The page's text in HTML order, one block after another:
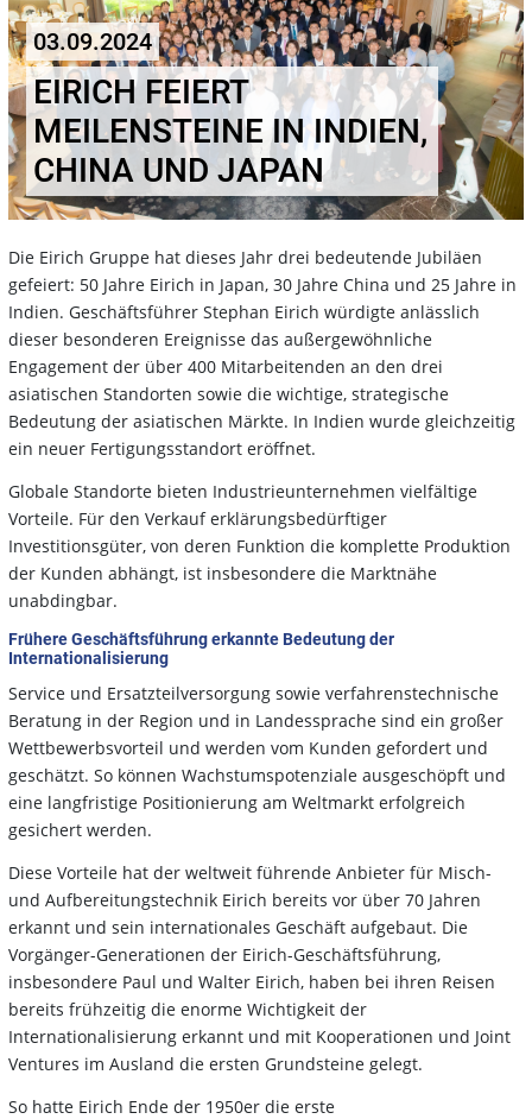
03.09.2024
EIRICH FEIERT
MEILENSTEINE IN INDIEN,
CHINA UND JAPAN
Die Eirich Gruppe hat dieses Jahr drei bedeutende Jubiläen
gefeiert: 50 Jahre Eirich in Japan, 30 Jahre China und 25 Jahre in
Indien. Geschäftsführer Stephan Eirich würdigte anlässlich
dieser besonderen Ereignisse das außergewöhnliche
Engagement der über 400 Mitarbeitenden an den drei
asiatischen Standorten sowie die wichtige, strategische
Bedeutung der asiatischen Märkte. In Indien wurde gleichzeitig
ein neuer Fertigungsstandort eröffnet.
Globale Standorte bieten Industrieunternehmen vielfältige
Vorteile. Für den Verkauf erklärungsbedürftiger
Investitionsgüter, von deren Funktion die komplette Produktion
der Kunden abhängt, ist insbesondere die Marktnähe
unabdingbar.
Frühere Geschäftsführung erkannte Bedeutung der
Internationalisierung
Service und Ersatzteilversorgung sowie verfahrenstechnische
Beratung in der Region und in Landessprache sind ein großer
Wettbewerbsvorteil und werden vom Kunden gefordert und
geschätzt. So können Wachstumspotenziale ausgeschöpft und
eine langfristige Positionierung am Weltmarkt erfolgreich
gesichert werden.
Diese Vorteile hat der weltweit führende Anbieter für Misch-
und Aufbereitungstechnik Eirich bereits vor über 70 Jahren
erkannt und sein internationales Geschäft aufgebaut. Die
Vorgänger-Generationen der Eirich-Geschäftsführung,
insbesondere Paul und Walter Eirich, haben bei ihren Reisen
bereits frühzeitig die enorme Wichtigkeit der
Internationalisierung erkannt und mit Kooperationen und Joint
Ventures im Ausland die ersten Grundsteine gelegt.
So hatte Eirich Ende der 1950er die erste